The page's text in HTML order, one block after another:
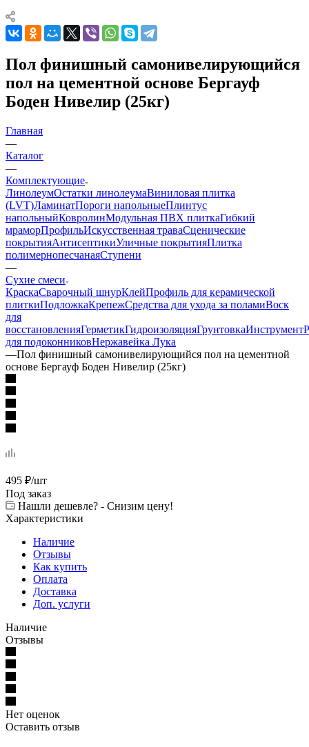
Пол финишный самонивелирующийся
пол на цементной основе Бергауф
Боден Нивелир (25кг)
Главная
—
Каталог
—
Комплектующие
ЛинолеумОстатки линолеумаВиниловая плитка
(LVT)ЛаминатПороги напольныеПлинтус
напольныйКовролинМодульная ПВХ плиткаГибкий
мраморПрофильИскусственная траваСценические
покрытияАнтисептикиУличные покрытияПлитка
полимернопесчанаяСтупени
—
Сухие смеси
КраскаСварочный шнурКлейПрофиль для керамической
плиткиПодложкаКрепежСредства для ухода за поламиВоск
для
восстановленияГерметикГидроизоляцияГрунтовкаИнструмент
для подоконниковНержавейка Лука
—Пол финишный самонивелирующийся пол на цементной
основе Бергауф Боден Нивелир (25кг)
495 ₽/шт
Под заказ
Нашли дешевле? - Снизим цену!
Характеристики
Наличие
Отзывы
Как купить
Оплата
Доставка
Доп. услуги
Наличие
Отзывы
Нет оценок
Оставить отзыв